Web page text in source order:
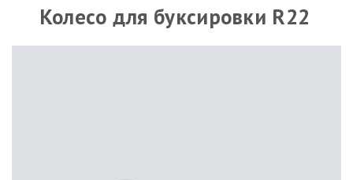
Колесо для буксировки R22